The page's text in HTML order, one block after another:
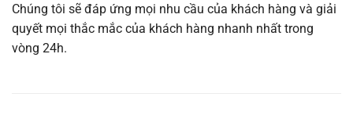
Chúng tôi sẽ đáp ứng mọi nhu cầu của khách hàng và giải
quyết mọi thắc mắc của khách hàng nhanh nhất trong
vòng 24h.